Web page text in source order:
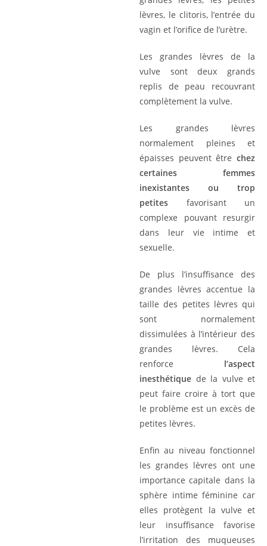
lèvres, le clitoris, l’entrée du
vagin et l’orifice de l’urètre.
Les grandes lèvres de la
vulve sont deux grands
replis de peau recouvrant
complètement la vulve.
Les grandes lèvres
normalement pleines et
épaisses peuvent être chez
certaines femmes
inexistantes ou trop
petites favorisant un
complexe pouvant resurgir
dans leur vie intime et
sexuelle.
De plus l’insuffisance des
grandes lèvres accentue la
taille des petites lèvres qui
sont normalement
dissimulées à l’intérieur des
grandes lèvres. Cela
renforce l’aspect
inesthétique de la vulve et
peut faire croire à tort que
le problème est un excès de
petites lèvres.
Enfin au niveau fonctionnel
les grandes lèvres ont une
importance capitale dans la
sphère intime féminine car
elles protègent la vulve et
leur insuffisance favorise
l’irritation des muqueuses